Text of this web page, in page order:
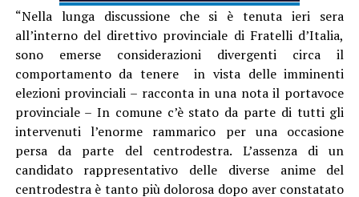
“Nella lunga discussione che si è tenuta ieri sera
all’interno del direttivo provinciale di Fratelli d’Italia,
sono emerse considerazioni divergenti circa il
comportamento da tenere in vista delle imminenti
elezioni provinciali – racconta in una nota il portavoce
provinciale – In comune c’è stato da parte di tutti gli
intervenuti l’enorme rammarico per una occasione
persa da parte del centrodestra. L’assenza di un
candidato rappresentativo delle diverse anime del
centrodestra è tanto più dolorosa dopo aver constatato